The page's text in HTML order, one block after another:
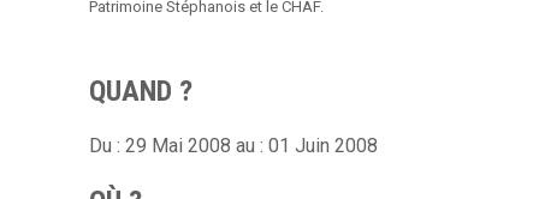
Patrimoine Stéphanois et le CHAF.
QUAND ?
Du : 29 Mai 2008 au : 01 Juin 2008